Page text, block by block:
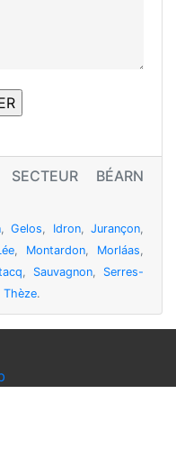
BÉARN
,Gelos, Idron,Jurançon,
, Montardon, Morláas,
, Sauvagnon, Serres-
Thèze.